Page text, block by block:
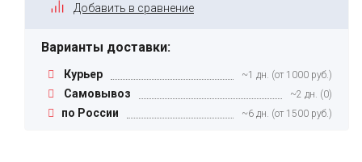
Добавить в сравнение
Варианты доставки:
Курьер ~1 дн. (от 1000 руб.)
Самовывоз ~2 дн. (0)
по России ~6 дн. (от 1500 руб.)